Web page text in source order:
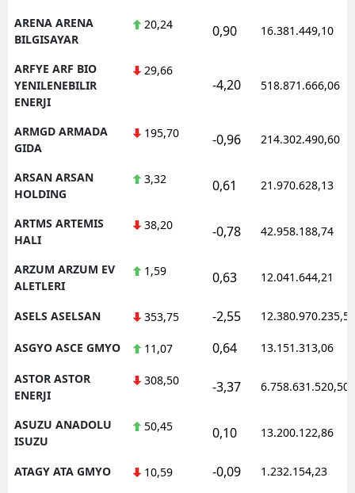
ARENA ARENA
BILGISAYAR
20,24 0,90 16.381.449,10
ARFYE ARF BIO
YENILENEBILIR
ENERJI
29,66
-4,20 518.871.666,06
ARMGD ARMADA
GIDA
195,70 -0,96 214.302.490,60
ARSAN ARSAN
HOLDING
3,32 0,61 21.970.628,13
ARTMS ARTEMIS
HALI
38,20 -0,78 42.958.188,74
ARZUM ARZUM EV
ALETLERI
1,59 0,63 12.041.644,21
ASELS ASELSAN 353,75 -2,55 12.380.970.235,50
ASGYO ASCE GMYO 11,07 0,64 13.151.313,06
ASTOR ASTOR
ENERJI
308,50 -3,37 6.758.631.520,50
ASUZU ANADOLU
ISUZU
50,45 0,10 13.200.122,86
ATAGY ATA GMYO 10,59 -0,09 1.232.154,23